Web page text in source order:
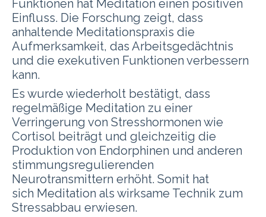
Funktionen hat Meditation einen positiven
Einfluss. Die Forschung zeigt, dass
anhaltende Meditationspraxis die
Aufmerksamkeit, das Arbeitsgedächtnis
und die exekutiven Funktionen verbessern
kann.
Es wurde wiederholt bestätigt, dass
regelmäßige Meditation zu einer
Verringerung von Stresshormonen wie
Cortisol beiträgt und gleichzeitig die
Produktion von Endorphinen und anderen
stimmungsregulierenden
Neurotransmittern erhöht. Somit hat
sich Meditation als wirksame Technik zum
Stressabbau erwiesen.